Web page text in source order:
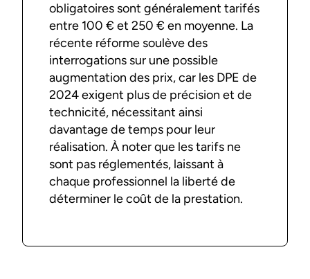
obligatoires sont généralement tarifés
entre 100 € et 250 € en moyenne. La
récente réforme soulève des
interrogations sur une possible
augmentation des prix, car les DPE de
2024 exigent plus de précision et de
technicité, nécessitant ainsi
davantage de temps pour leur
réalisation. À noter que les tarifs ne
sont pas réglementés, laissant à
chaque professionnel la liberté de
déterminer le coût de la prestation.